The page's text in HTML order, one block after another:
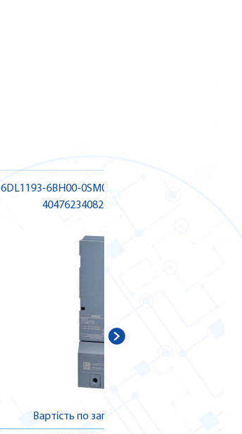
6DL1193-6BH00-0SM0 SIEMENS |
4047623408291
Вартість по запиту